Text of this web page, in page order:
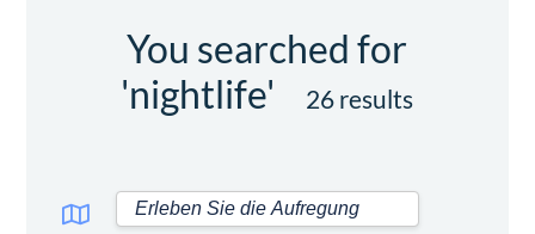
You searched for
'nightlife'
26 results